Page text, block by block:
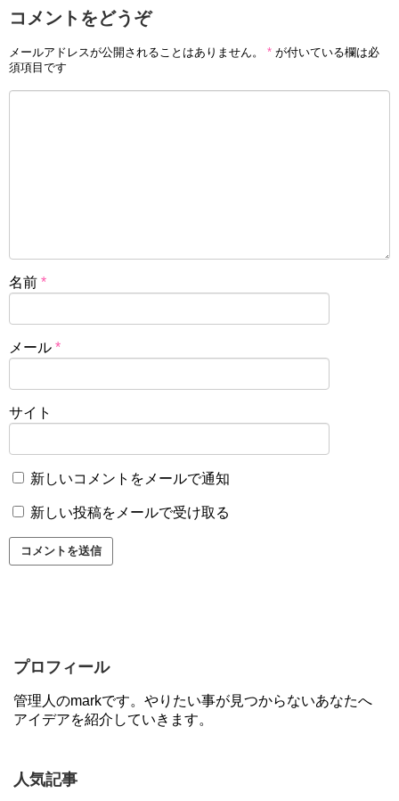
コメントをどうぞ
メールアドレスが公開されることはありません。 * が付いている欄は必
須項目です
名前 *
メール *
サイト
新しいコメントをメールで通知
新しい投稿をメールで受け取る
プロフィール
管理人のmarkです。やりたい事が見つからないあなたへ
アイデアを紹介していきます。
人気記事